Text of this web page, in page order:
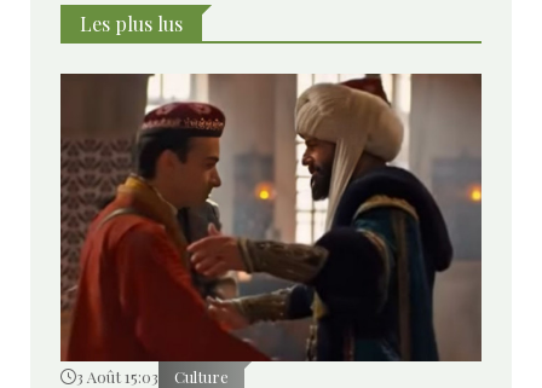
Les plus lus
3 Août 15:03 Culture